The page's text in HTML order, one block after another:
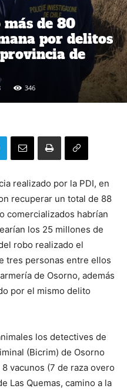
de 80
por delitos
de
346
realizado por la PDI, en
recuperar un total de 88
comercializados habrían
los 25 millones de
robo realizado el
tres personas entre ellos
de Osorno, además
por el mismo delito
los detectives de
(Bicrim) de Osorno
vacunos (7 de raza overo
Las Quemas, camino a la